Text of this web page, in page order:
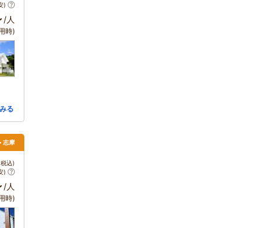
)
/人
時)
る
志摩
込)
)
/人
時)